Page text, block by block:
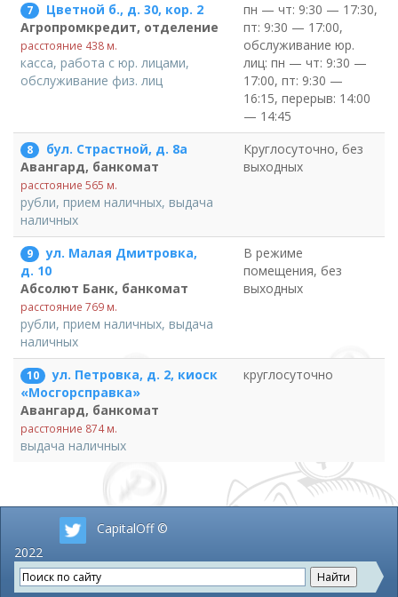
7
Цветной б., д. 30, кор. 2
Агропромкредит, отделение
расстояние 438 м.
касса, работа с юр. лицами,
обслуживание физ. лиц
пн — чт: 9:30 — 17:30,
пт: 9:30 — 17:00,
обслуживание юр.
лиц: пн — чт: 9:30 —
17:00, пт: 9:30 —
16:15, перерыв: 14:00
— 14:45
8
бул. Страстной, д. 8а
Авангард, банкомат
расстояние 565 м.
рубли, прием наличных, выдача
наличных
Круглосуточно, без
выходных
9
ул. Малая Дмитровка,
д. 10
Абсолют Банк, банкомат
расстояние 769 м.
рубли, прием наличных, выдача
наличных
В режиме
помещения, без
выходных
10
ул. Петровка, д. 2, киоск
«Мосгорсправка»
Авангард, банкомат
расстояние 874 м.
выдача наличных
круглосуточно
CapitalOff ©
2022